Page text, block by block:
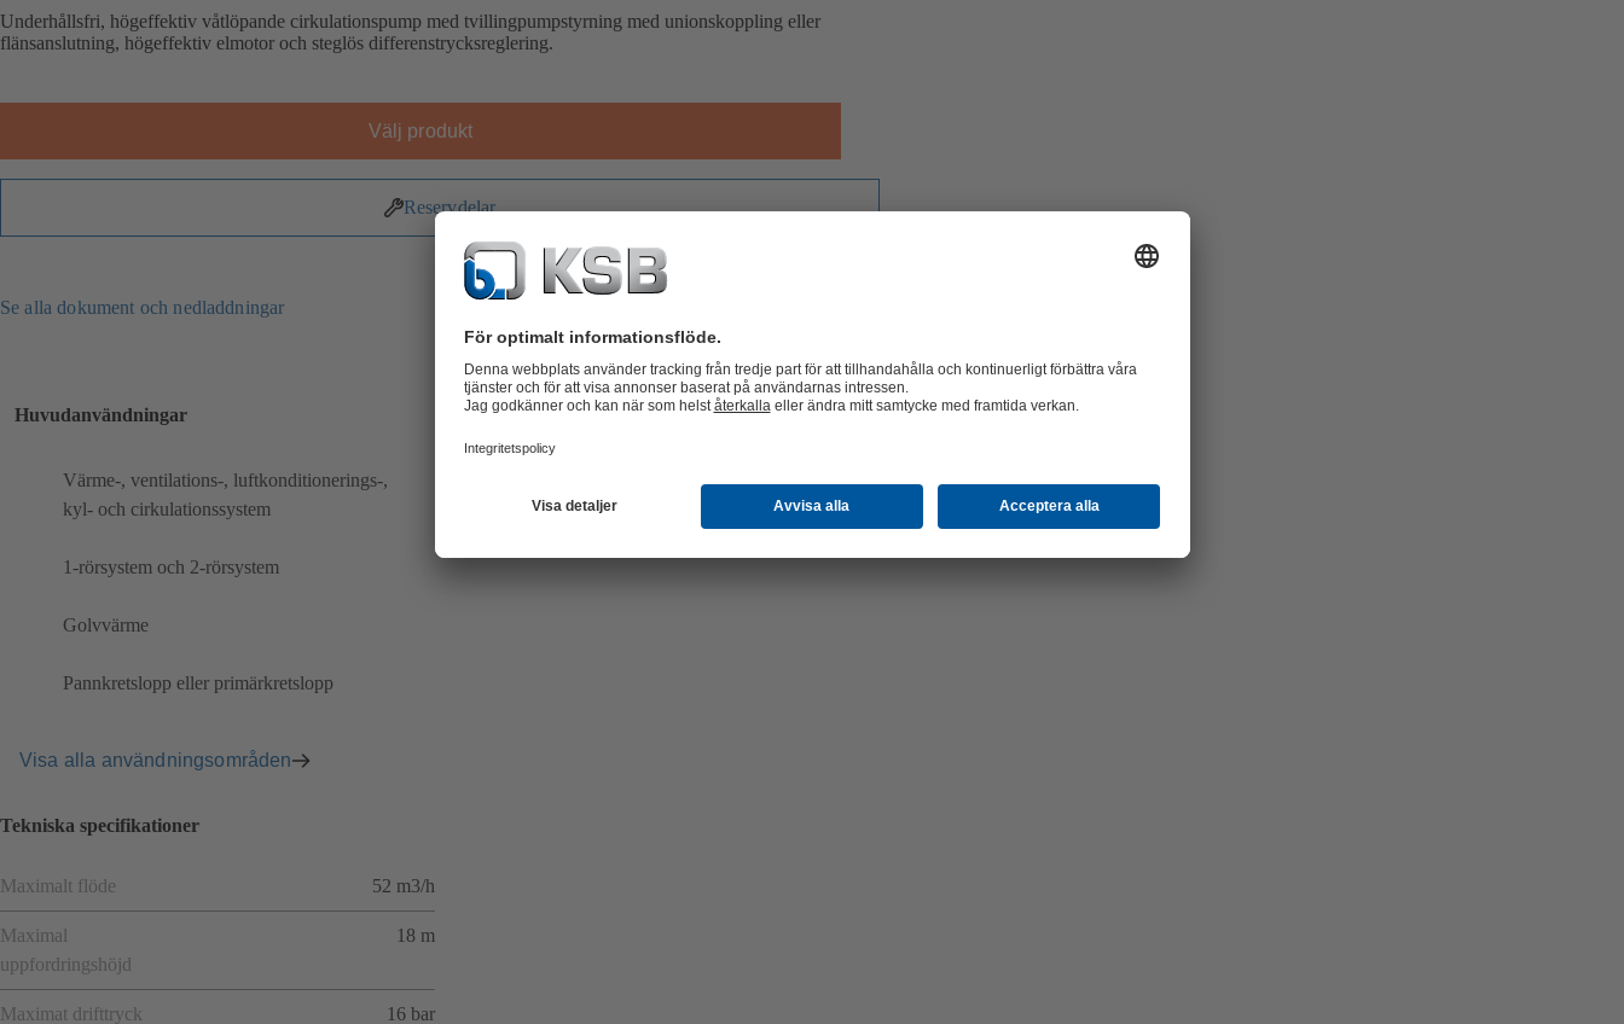
Underhållsfri, högeffektiv våtlöpande cirkulationspump med tvillingpumpstyrning med unionskoppling eller
flänsanslutning, högeffektiv elmotor och steglös differenstrycksreglering.
Välj produkt
Reservdelar
Se alla dokument och nedladdningar
Huvudanvändningar
Värme-, ventilations-, luftkonditionerings-,
kyl- och cirkulationssystem
1-rörsystem och 2-rörsystem
Golvvärme
Pannkretslopp eller primärkretslopp
Visa alla användningsområden
Tekniska specifikationer
Maximalt flöde 52 m3/h
Maximal
uppfordringshöjd
18 m
Maximat drifttryck 16 bar